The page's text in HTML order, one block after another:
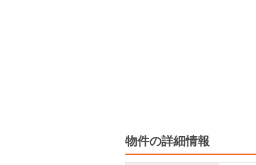
物件の詳細情報